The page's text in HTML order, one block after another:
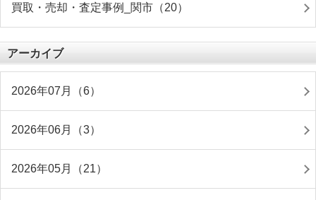
買取・売却・査定事例_関市（20）
アーカイブ
2026年07月（6）
2026年06月（3）
2026年05月（21）